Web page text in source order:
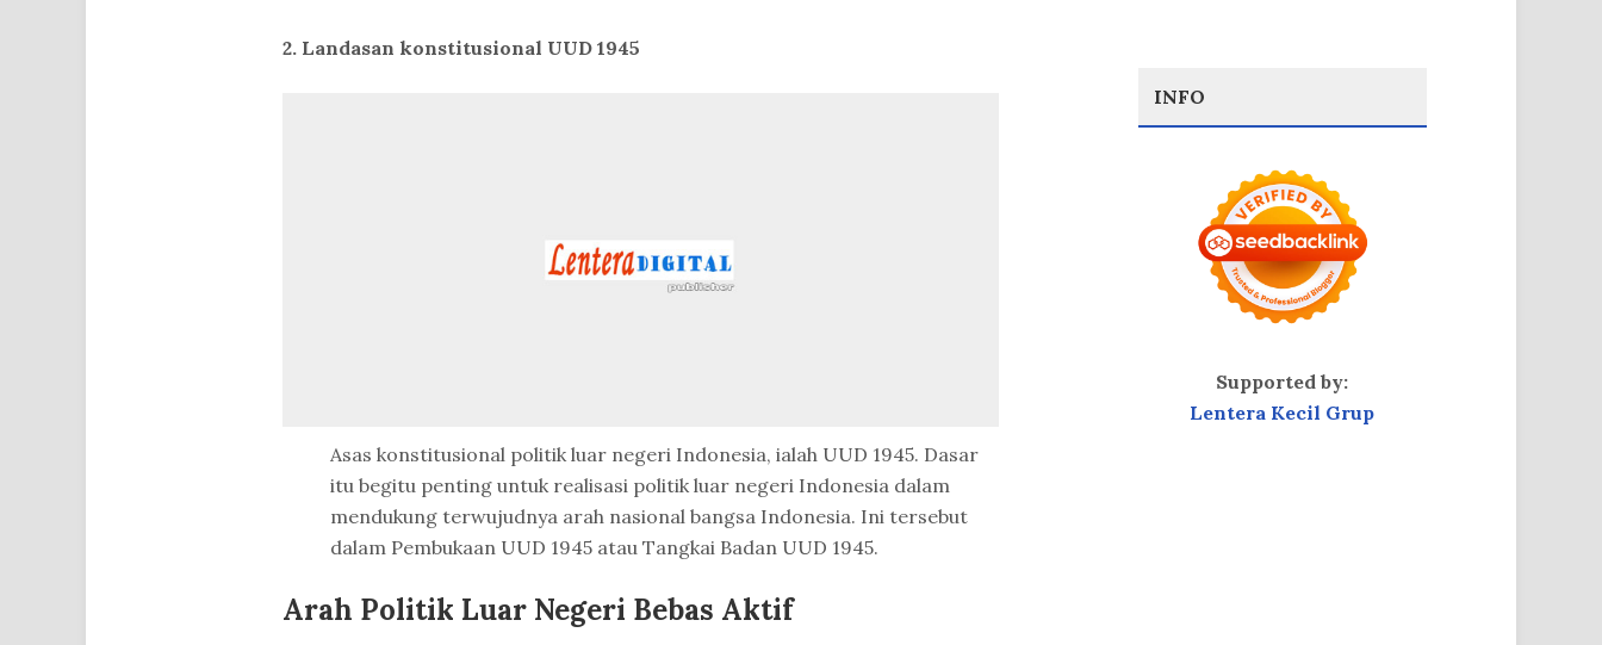
2. Landasan konstitusional UUD 1945
Asas konstitusional politik luar negeri Indonesia, ialah UUD 1945. Dasar
itu begitu penting untuk realisasi politik luar negeri Indonesia dalam
mendukung terwujudnya arah nasional bangsa Indonesia. Ini tersebut
dalam Pembukaan UUD 1945 atau Tangkai Badan UUD 1945.
Arah Politik Luar Negeri Bebas Aktif
INFO
Supported by:
Lentera Kecil Grup